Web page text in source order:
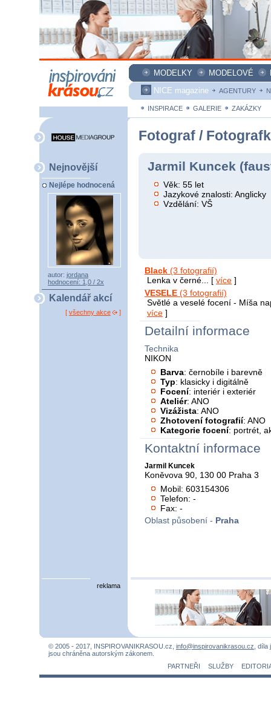
MODELKY MODELOVÉ
NICE magazine
AGENTURY
INSPIRACE GALERIE ZAKÁZKY
Nejnovější
Nejlépe hodnocená
autor: jordana
hodnocení: 1,0 / 2x
Kalendář akcí
[ všechny akce ]
Fotograf /
Jarmil Kuncek
Věk: 55 let
Jazykové znalosti: Anglicky
Vzdělání: VŠ
Black (3 fotografií)
Lenka v černé... [ více ]
VESELE (3 fotografií)
Světlé a veselé focení - Míša
více ]
Detailní informace
Technika
NIKON
Barva: černobíle i barevně
Typ: klasicky i digitálně
Focení: interiér i exteriér
Ateliér: ANO
Vizážista: ANO
Zhotovení fotografií: ANO
Kategorie focení: portrét,
Kontaktní informace
Jarmil Kuncek
Koněvova 90, 130 00 Praha 3
Mobil: 603154306
Telefon: -
Fax: -
Oblast působení - Praha
reklama
© 2005 - 2017, INSPIROVANIKRASOU.cz, info@inspirovanikrasou.cz ,
jsou chráněna autorským zákonem.
PARTNEŘI
SLUŽBY